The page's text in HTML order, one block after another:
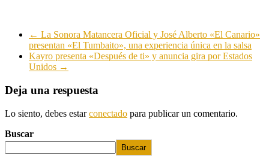
← La Sonora Matancera Oficial y José Alberto «El Canario»
presentan «El Tumbaito», una experiencia única en la salsa
Kayro presenta «Después de ti» y anuncia gira por Estados
Unidos →
Deja una respuesta
Lo siento, debes estarconectado para publicar un comentario.
Buscar
Buscar